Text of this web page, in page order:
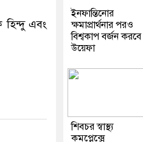
হিন্দু এবং
ইনফান্তিনোর
ক্ষমাপ্রার্থনার পরও
বিশ্বকাপ বর্জন করবে
উয়েফা
শিবচর স্বাস্থ্য
কমপ্লেক্সে